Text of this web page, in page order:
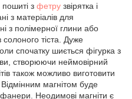
пошиті з фетру звірятка і
з матеріалів для
з полімерної глини або
солоного тіста. Дуже
спочатку шиється фігурка з
створюючи неймовірний
також можливо виготовити
Відмінним магнітом буде
Неодимові магніти є